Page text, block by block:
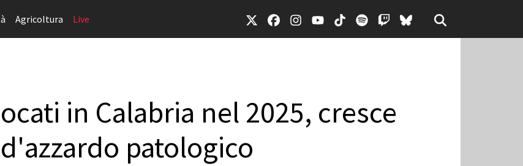
Agricoltura Live
in Calabria nel 2025, cresce
patologico